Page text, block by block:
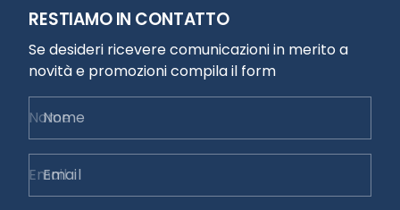
RESTIAMO IN CONTATTO
Se desideri ricevere comunicazioni in merito a
novità e promozioni compila il form
Nome
Email